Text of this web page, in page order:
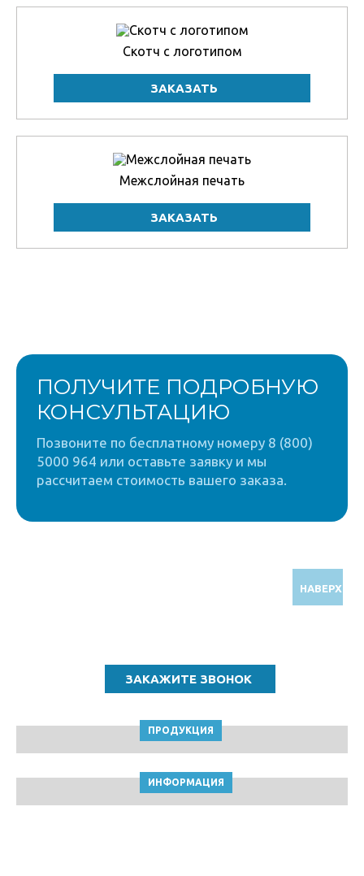
Скотч с логотипом
Межслойная печать
ПОЛУЧИТЕ ПОДРОБНУЮ
КОНСУЛЬТАЦИЮ
Позвоните по бесплатному номеру 8 (800)
5000 964 или оставьте заявку и мы
рассчитаем стоимость вашего заказа.
НАВЕРХ
ПРОДУКЦИЯ
ИНФОРМАЦИЯ